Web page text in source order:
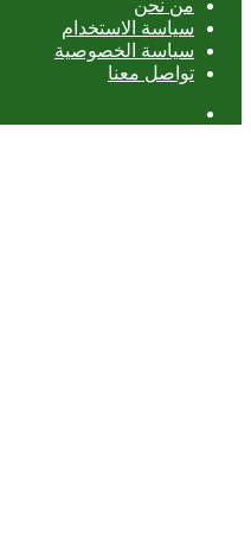
من نحن
سياسة الاستخدام
سياسة الخصوصية
تواصل معنا